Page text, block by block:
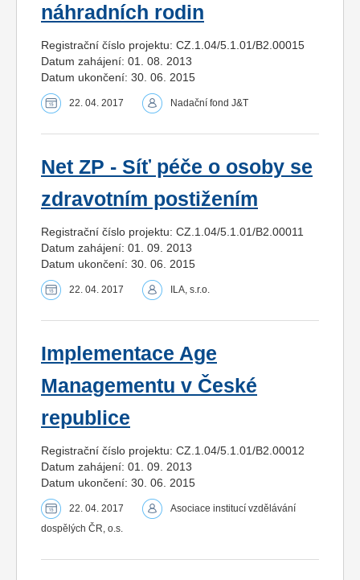
náhradních rodin
Registrační číslo projektu: CZ.1.04/5.1.01/B2.00015
Datum zahájení: 01. 08. 2013
Datum ukončení: 30. 06. 2015
22. 04. 2017 Nadační fond J&T
Net ZP - Síť péče o osoby se
zdravotním postižením
Registrační číslo projektu: CZ.1.04/5.1.01/B2.00011
Datum zahájení: 01. 09. 2013
Datum ukončení: 30. 06. 2015
22. 04. 2017 ILA, s.r.o.
Implementace Age
Managementu v České
republice
Registrační číslo projektu: CZ.1.04/5.1.01/B2.00012
Datum zahájení: 01. 09. 2013
Datum ukončení: 30. 06. 2015
22. 04. 2017
Asociace institucí vzdělávání
dospělých ČR, o.s.